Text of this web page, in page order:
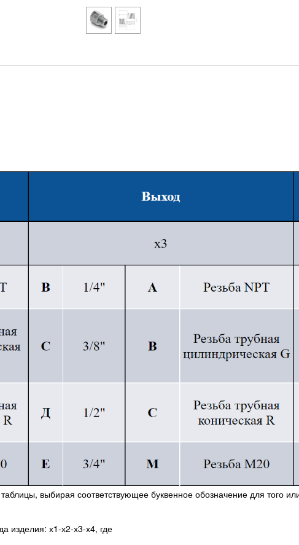
выбирая соответствующее буквенное обозначение для того
изделия: х1-х2-х3-х4, где